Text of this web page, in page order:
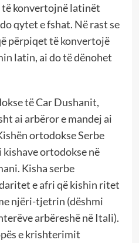
të konvertojnë latinët
qytet e fshat. Në rast se
përpiqet të konvertojë
latin, ai do të dënohet
të Car Dushanit,
ai arbëror e mandej ai
ortodokse Serbe
ortodokse në
Kisha serbe
e afri që kishin ritet
njëri-tjetrin (dëshmi
arbëreshë në Itali).
e krishterimit